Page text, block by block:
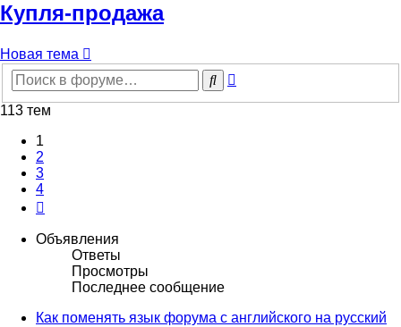
Купля-продажа
Новая тема
Поиск
113 тем
1
2
3
4
Объявления
Ответы
Просмотры
Последнее сообщение
Как поменять язык форума с английского на русский